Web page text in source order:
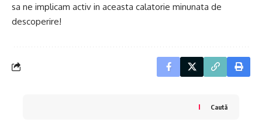
sa ne implicam activ in aceasta calatorie minunata de
descoperire!
Caută